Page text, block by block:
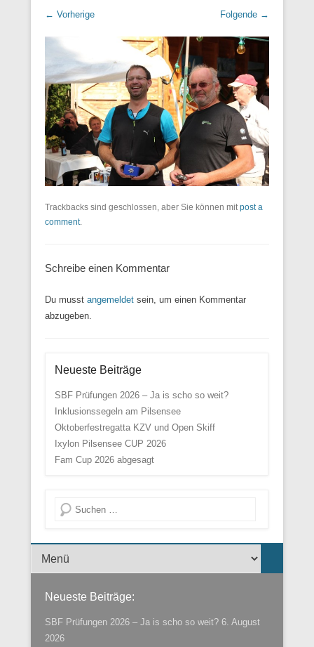
← Vorherige Folgende →
Trackbacks sind geschlossen, aber Sie können mitpost a
comment.
Schreibe einen Kommentar
Du musst angemeldet sein, um einen Kommentar
abzugeben.
Neueste Beiträge
SBF Prüfungen 2026 – Ja is scho so weit?
Inklusionssegeln am Pilsensee
Oktoberfestregatta KZV und Open Skiff
Ixylon Pilsensee CUP 2026
Fam Cup 2026 abgesagt
Suche
Menü der Fußzeile
Neueste Beiträge:
SBF Prüfungen 2026 – Ja is scho so weit? 6. August
2026